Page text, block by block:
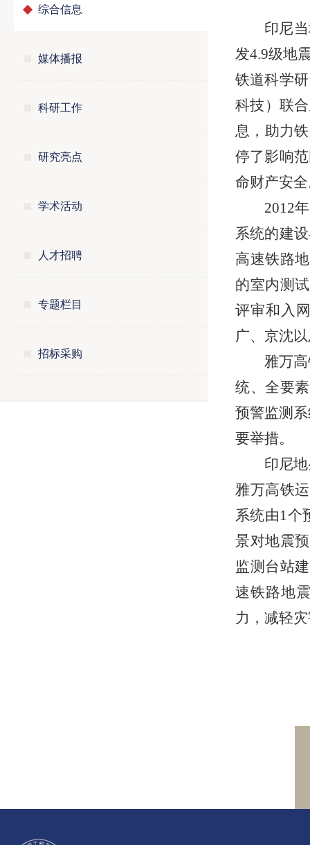
综合信息
媒体播报
科研工作
研究亮点
学术活动
人才招聘
专题栏目
招标采购
印尼
发4.9级地
铁道科学
科技）联
息，助力
停了影响
命财产安
2012
系统的建
高速铁路
的室内测
评审和入
广、京沈
雅万
统、全要
预警监测
要举措。
印尼
雅万高铁
系统由1个
景对地震
监测台站
速铁路地
力，减轻